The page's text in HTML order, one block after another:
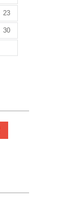
23
30